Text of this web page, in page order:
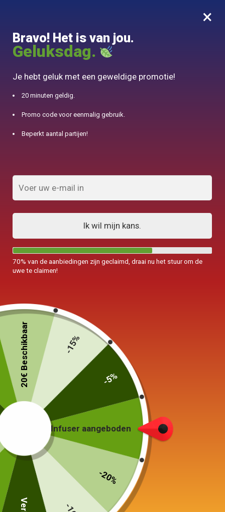
0
10% aangeboden voor 50€ aankopen met DJINN-code10
×
Bravo! Het is van jou.
Geluksdag.
Je hebt geluk met een geweldige promotie!
20 minuten geldig.
Promo code voor eenmalig gebruik.
Beperkt aantal partijen!
Ik wil mijn kans.
70% van de aanbiedingen zijn geclaimd, draai nu het stuur om de
uwe te claimen!
Infuser aangeboden
-20%
20€ Beschikbaar -15%
-5%